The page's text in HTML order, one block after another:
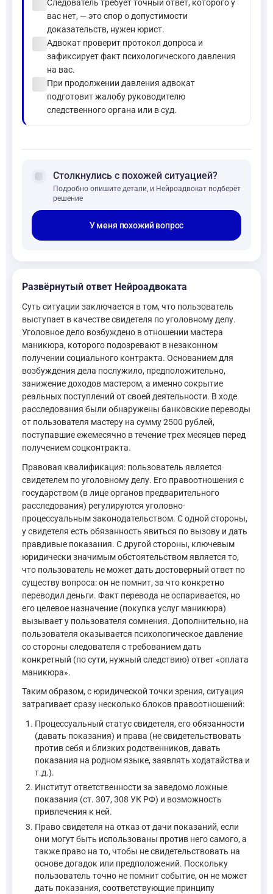
Следователь требует точный ответ, которого у
вас нет, — это спор о допустимости
доказательств, нужен юрист.
Адвокат проверит протокол допроса и
зафиксирует факт психологического давления
на вас.
При продолжении давления адвокат
подготовит жалобу руководителю
следственного органа или в суд.
forum Столкнулись с похожей ситуацией?
Подробно опишите детали, и Нейроадвокат подберёт
решение
У меня похожий вопрос
Развёрнутый ответ Нейроадвоката
Суть ситуации заключается в том, что пользователь
выступает в качестве свидетеля по уголовному делу.
Уголовное дело возбуждено в отношении мастера
маникюра, которого подозревают в незаконном
получении социального контракта. Основанием для
возбуждения дела послужило, предположительно,
занижение доходов мастером, а именно сокрытие
реальных поступлений от своей деятельности. В ходе
расследования были обнаружены банковские переводы
от пользователя мастеру на сумму 2500 рублей,
поступавшие ежемесячно в течение трех месяцев перед
получением соцконтракта.
Правовая квалификация: пользователь является
свидетелем по уголовному делу. Его правоотношения с
государством (в лице органов предварительного
расследования) регулируются уголовно-
процессуальным законодательством. С одной стороны,
у свидетеля есть обязанность явиться по вызову и дать
правдивые показания. С другой стороны, ключевым
юридически значимым обстоятельством является то,
что пользователь не может дать достоверный ответ по
существу вопроса: он не помнит, за что конкретно
переводил деньги. Факт перевода не оспаривается, но
его целевое назначение (покупка услуг маникюра)
вызывает у пользователя сомнения. Дополнительно, на
пользователя оказывается психологическое давление
со стороны следователя с требованием дать
конкретный (по сути, нужный следствию) ответ «оплата
маникюра».
Таким образом, с юридической точки зрения, ситуация
затрагивает сразу несколько блоков правоотношений:
Процессуальный статус свидетеля, его обязанности
(давать показания) и права (не свидетельствовать
против себя и близких родственников, давать
показания на родном языке, заявлять ходатайства и
т.д.).
Институт ответственности за заведомо ложные
показания (ст. 307, 308 УК РФ) и возможность
привлечения к ней.
Право свидетеля на отказ от дачи показаний, если
они могут быть использованы против него самого, а
также право на то, чтобы не свидетельствовать на
основе догадок или предположений. Поскольку
пользователь точно не помнит событие, он не может
дать показания, соответствующие принципу